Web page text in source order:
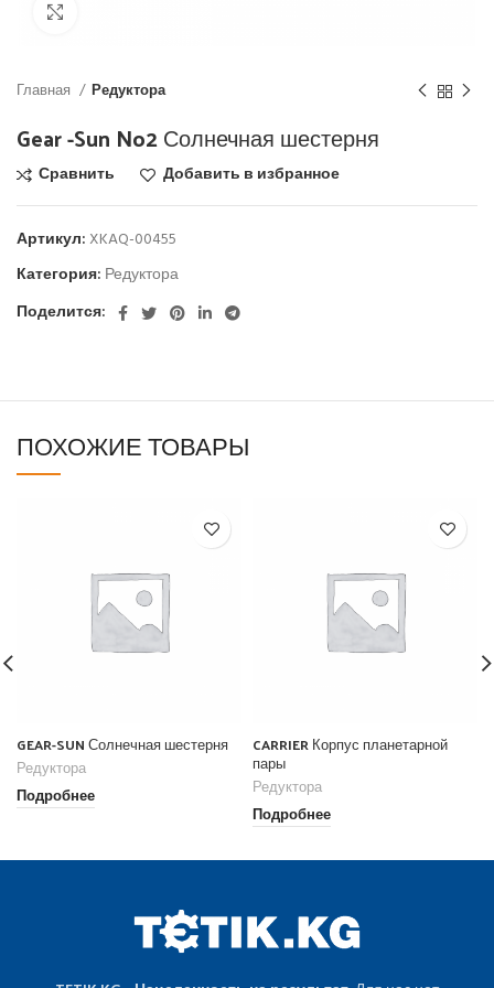
Главная Редуктора
Gear -Sun No2 Солнечная шестерня
Сравнить Добавить в избранное
Артикул: XKAQ-00455
Категория: Редуктора
Поделится:
ПОХОЖИЕ ТОВАРЫ
GEAR-SUN Солнечная шестерня
Редуктора
Подробнее
CARRIER Корпус планетарной
пары
Редуктора
Подробнее